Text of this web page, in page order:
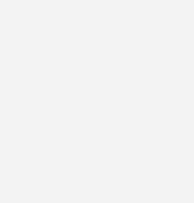
Consulting und der Vereinigung
großartig aufbereitete Ausstellung
Neben dem bereits erwähnten
wurde dort u. a. auf innovative
auf die Professionalisierung im Umgang
von Farbdesign dient das neue
Burgbad, inspiriert durch einen der
20. Jahrhunderts schlechthin,
an das Quadrat“ stand er Pate für
Auswahl der Möbeloberflächen in